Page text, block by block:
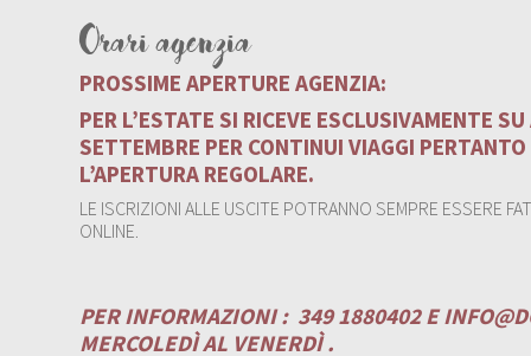
Orari agenzia
PROSSIME APERTURE AGENZIA:
PER L’ESTATE SI RICEVE ESCLUSIVAMENTE
SETTEMBRE PER CONTINUI VIAGGI
L’APERTURA REGOLARE.
LE ISCRIZIONI ALLE USCITE POTRANNO SEMPRE ESSERE
ONLINE.
PER INFORMAZIONI : 349 1880402 E
MERCOLEDÌ AL VENERDÌ .